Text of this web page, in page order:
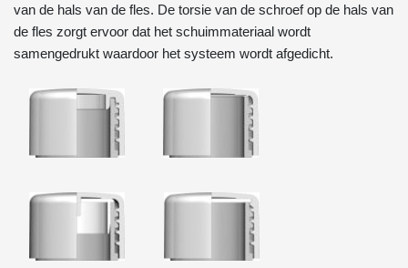
van de hals van de fles. De torsie van de schroef op de hals van
de fles zorgt ervoor dat het schuimmateriaal wordt
samengedrukt waardoor het systeem wordt afgedicht.